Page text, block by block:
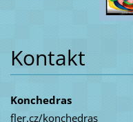
Kontakt
Konchedras
fler.cz/konchedras